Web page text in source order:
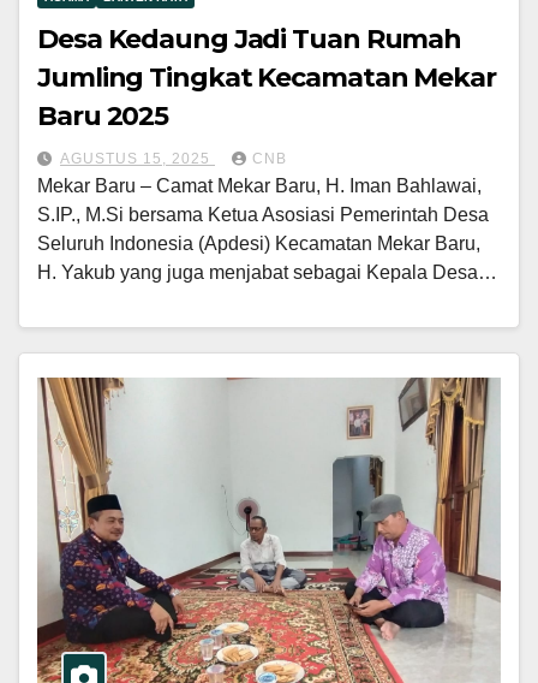
Desa Kedaung Jadi Tuan Rumah
Jumling Tingkat Kecamatan Mekar
Baru 2025
AGUSTUS 15, 2025 CNB
Mekar Baru – Camat Mekar Baru, H. Iman Bahlawai,
S.IP., M.Si bersama Ketua Asosiasi Pemerintah Desa
Seluruh Indonesia (Apdesi) Kecamatan Mekar Baru,
H. Yakub yang juga menjabat sebagai Kepala Desa…